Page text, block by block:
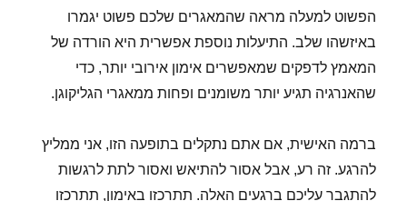
הפשוט למעלה מראה שהמאגרים שלכם פשוט יגמרו
באיזשהו שלב. התיעלות נוספת אפשרית היא הורדה של
המאמץ לדפקים שמאפשרים אימון אירובי יותר, כדי
שהאנרגיה תגיע יותר משומנים ופחות ממאגרי הגליקוגן.
ברמה האישית, אם אתם נתקלים בתופעה הזו, אני ממליץ
להרגע. זה רע, אבל אסור להתיאש ואסור לתת לרגשות
להתגבר עליכם ברגעים האלה. תתרכזו באימון, תתרכזו